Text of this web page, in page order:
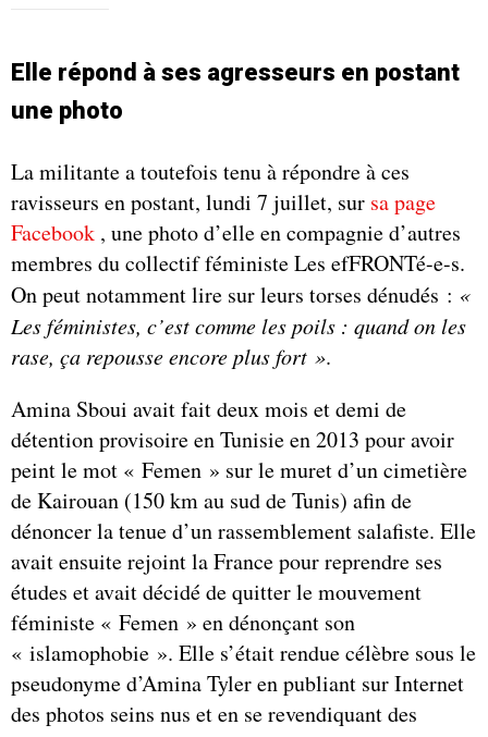
Elle répond à ses agresseurs en postant
une photo
La militante a toutefois tenu à répondre à ces
ravisseurs en postant, lundi 7 juillet, sur sa page
Facebook , une photo d’elle en compagnie d’autres
membres du collectif féministe Les efFRONTé-e-s.
On peut notamment lire sur leurs torses dénudés : «
Les féministes, c’est comme les poils : quand on les
rase, ça repousse encore plus fort ».
Amina Sboui avait fait deux mois et demi de
détention provisoire en Tunisie en 2013 pour avoir
peint le mot « Femen » sur le muret d’un cimetière
de Kairouan (150 km au sud de Tunis) afin de
dénoncer la tenue d’un rassemblement salafiste. Elle
avait ensuite rejoint la France pour reprendre ses
études et avait décidé de quitter le mouvement
féministe « Femen » en dénonçant son
« islamophobie ». Elle s’était rendue célèbre sous le
pseudonyme d’Amina Tyler en publiant sur Internet
des photos seins nus et en se revendiquant des